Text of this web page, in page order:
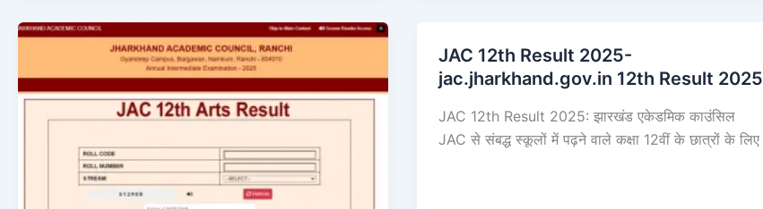
JAC 12th Result 2025-
jac.jharkhand.gov.in 12th Result 2025
JAC 12th Result 2025: झारखंड एकेडमिक काउंसिल
JAC से संबद्ध स्कूलों में पढ़ने वाले कक्षा 12वीं के छात्रों के लिए